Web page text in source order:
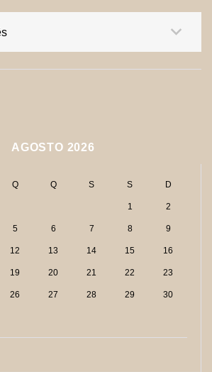
AGOSTO 2026
Q Q S S D
1 2
5 6 7 8 9
12 13 14 15 16
19 20 21 22 23
26 27 28 29 30